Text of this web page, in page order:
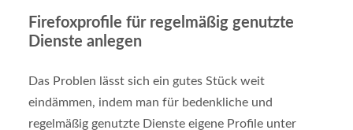
Firefoxprofile für regelmäßig genutzte
Dienste anlegen
Das Problen lässt sich ein gutes Stück weit
eindämmen, indem man für bedenkliche und
regelmäßig genutzte Dienste eigene Profile unter